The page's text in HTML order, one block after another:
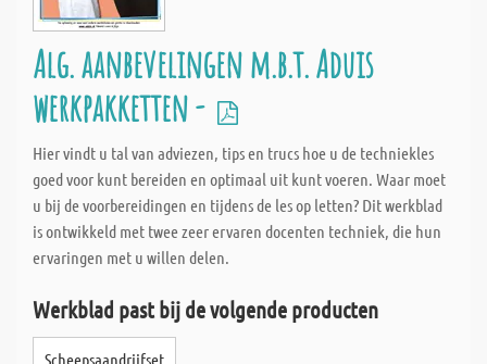
Alg. aanbevelingen m.b.t. Aduis
werkpakketten -
Hier vindt u tal van adviezen, tips en trucs hoe u de techniekles
goed voor kunt bereiden en optimaal uit kunt voeren. Waar moet
u bij de voorbereidingen en tijdens de les op letten? Dit werkblad
is ontwikkeld met twee zeer ervaren docenten techniek, die hun
ervaringen met u willen delen.
Werkblad past bij de volgende producten
Scheepsaandrijfset